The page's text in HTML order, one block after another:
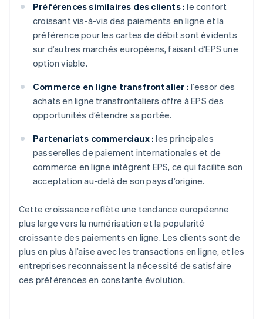
Préférences similaires des clients : le confort
croissant vis-à-vis des paiements en ligne et la
préférence pour les cartes de débit sont évidents
sur d’autres marchés européens, faisant d’EPS une
option viable.
Commerce en ligne transfrontalier : l’essor des
achats en ligne transfrontaliers offre à EPS des
opportunités d’étendre sa portée.
Partenariats commerciaux : les principales
passerelles de paiement internationales et de
commerce en ligne intègrent EPS, ce qui facilite son
acceptation au-delà de son pays d’origine.
Cette croissance reflète une tendance européenne
plus large vers la numérisation et la popularité
croissante des paiements en ligne. Les clients sont de
plus en plus à l’aise avec les transactions en ligne, et les
entreprises reconnaissent la nécessité de satisfaire
ces préférences en constante évolution.